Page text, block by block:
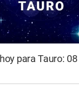
para Tauro: